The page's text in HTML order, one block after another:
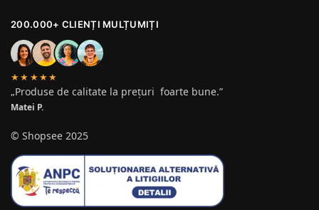
200.000+ CLIENȚI MULȚUMIȚI
★★★★★
„Produse de calitate la prețuri foarte bune.”
Matei P.
© Shopsee 2025